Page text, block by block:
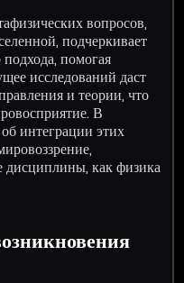
вопросов,
подчеркивает
помогая
исследований даст
и теории, что
В
интеграции этих
дисциплины, как физика